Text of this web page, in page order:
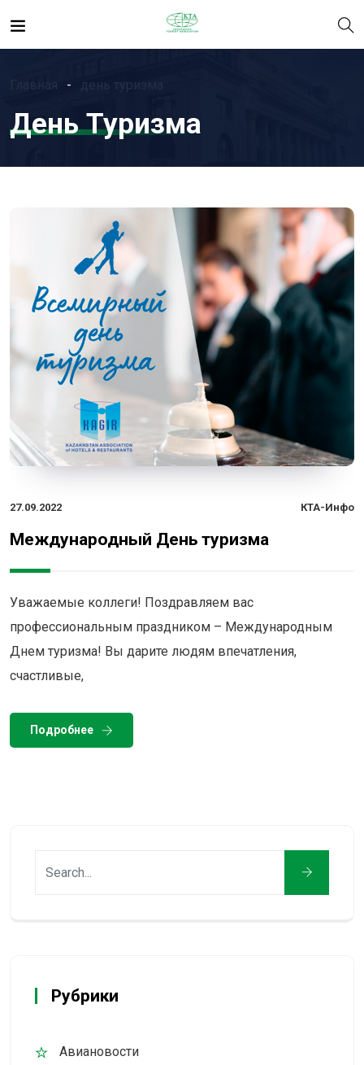
день туризма
День Туризма
27.09.2022 КТА-Инфо
Международный День туризма
Уважаемые коллеги! Поздравляем вас
профессиональным праздником – Международным
Днем туризма! Вы дарите людям впечатления,
счастливые,
Подробнее
Рубрики
Авиановости